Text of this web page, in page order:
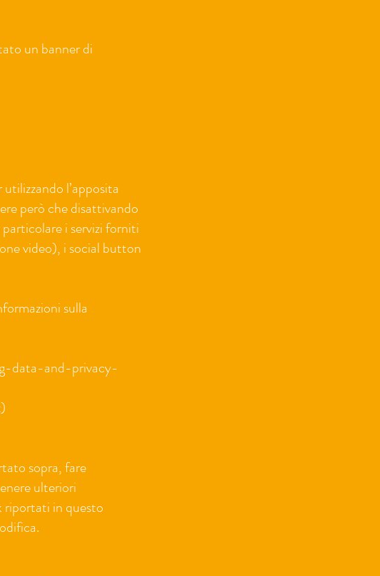
un banner di
l’apposita
però che disattivando
i servizi forniti
video), i social button
sulla
data-and-privacy-
sopra, fare
ulteriori
riportati in questo